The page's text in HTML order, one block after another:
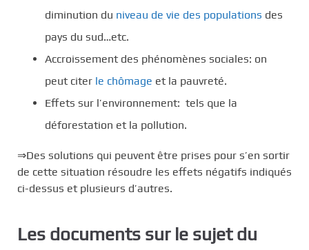
diminution du niveau de vie des populations des
pays du sud…etc.
Accroissement des phénomènes sociales: on
peut citer le chômage et la pauvreté.
Effets sur l’environnement: tels que la
déforestation et la pollution.
⇒Des solutions qui peuvent être prises pour s’en sortir
de cette situation résoudre les effets négatifs indiqués
ci-dessus et plusieurs d’autres.
Les documents sur le sujet du